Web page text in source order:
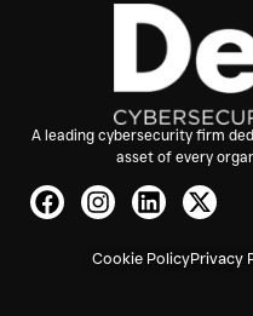
A leading cybersecurity firm
asset of every
Cookie PolicyPrivacy